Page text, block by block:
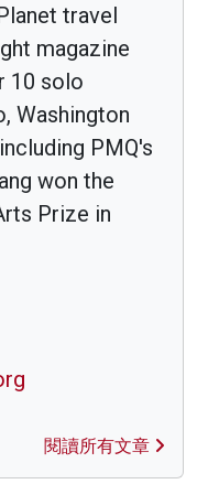
travel
magazine
10 solo
Washington
PMQ's
won the
Prize in
閱讀所有文章